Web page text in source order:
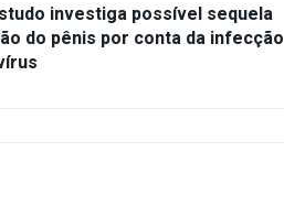
investiga possível sequela
do pênis por conta da infecção